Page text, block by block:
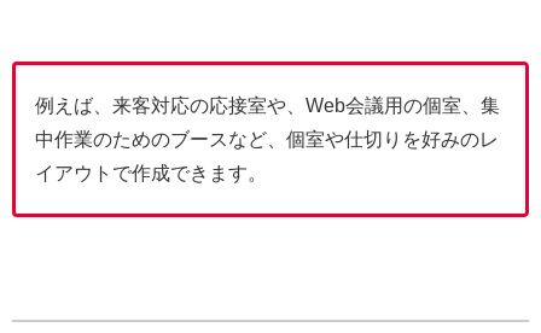
例えば、来客対応の応接室や、Web会議用の個室、集
中作業のためのブースなど、個室や仕切りを好みのレ
イアウトで作成できます。